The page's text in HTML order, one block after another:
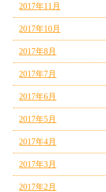
2017年11月
2017年10月
2017年8月
2017年7月
2017年6月
2017年5月
2017年4月
2017年3月
2017年2月